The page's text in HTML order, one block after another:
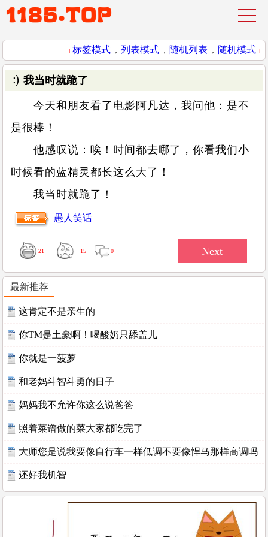
[ 标签模式 ， 列表模式 ， 随机列表 ， 随机模式 ]
我当时就跪了
今天和朋友看了电影阿凡达，我问他：是不
是很棒！
他感叹说：唉！时间都去哪了，你看我们小
时候看的蓝精灵都长这么大了！
我当时就跪了！
愚人笑话
21 15 0
最新推荐
这肯定不是亲生的
你TM是土豪啊！喝酸奶只舔盖儿
你就是一菠萝
和老妈斗智斗勇的日子
妈妈我不允许你这么说爸爸
照着菜谱做的菜大家都吃完了
大师您是说我要像自行车一样低调不要像悍马那样高调吗
还好我机智